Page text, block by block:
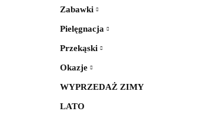
Zabawki
Pielęgnacja
Przekąski
Okazje
WYPRZEDAŻ ZIMY
LATO